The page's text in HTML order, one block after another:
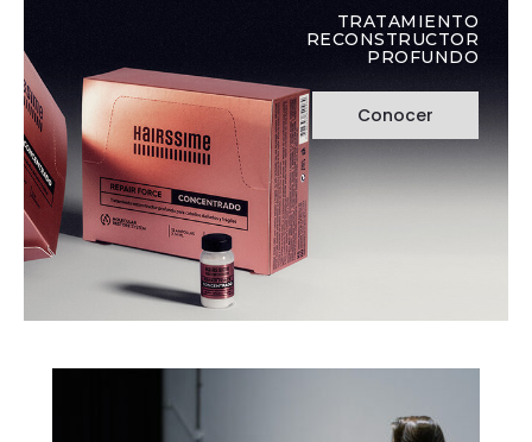
TRATAMIENTO
RECONSTRUCTOR
PROFUNDO
Conocer